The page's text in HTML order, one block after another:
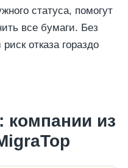
статуса, помогут
все бумаги. Без
отказа гораздо
из